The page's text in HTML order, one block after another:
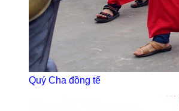
Quý Cha đồng tế